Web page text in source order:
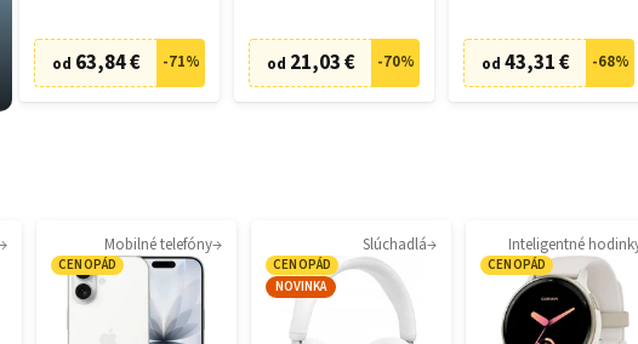
od 63,84 € -71% od 21,03 € -70% od 43,31 € -68%
Mobilné telefóny
CENOPÁD
Slúchadlá
CENOPÁD
NOVINKA
Inteligentné
CENOPÁD